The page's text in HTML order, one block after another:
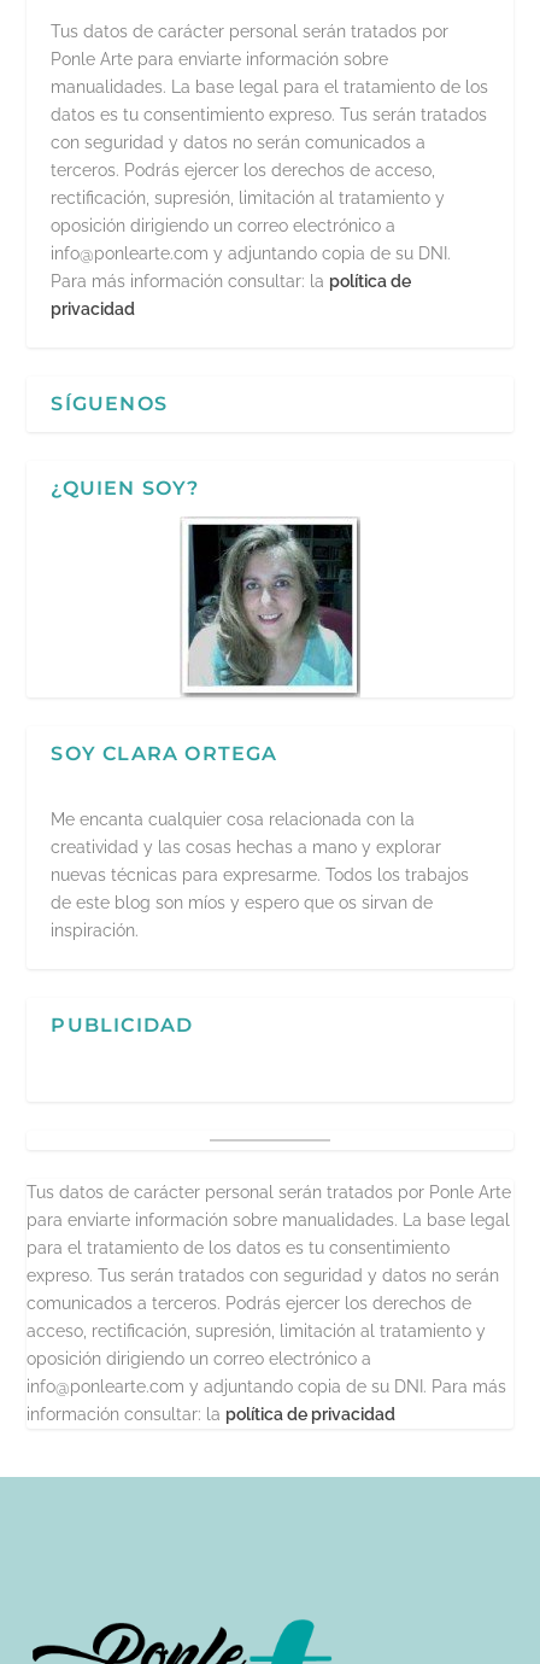
Tus datos de carácter personal serán tratados por
Ponle Arte para enviarte información sobre
manualidades. La base legal para el tratamiento de los
datos es tu consentimiento expreso. Tus serán tratados
con seguridad y datos no serán comunicados a
terceros. Podrás ejercer los derechos de acceso,
rectificación, supresión, limitación al tratamiento y
oposición dirigiendo un correo electrónico a
info@ponlearte.com y adjuntando copia de su DNI.
Para más información consultar: la política de
privacidad
SÍGUENOS
¿QUIEN SOY?
SOY CLARA ORTEGA
Me encanta cualquier cosa relacionada con la
creatividad y las cosas hechas a mano y explorar
nuevas técnicas para expresarme. Todos los trabajos
de este blog son míos y espero que os sirvan de
inspiración.
PUBLICIDAD
Tus datos de carácter personal serán tratados por Ponle Arte
para enviarte información sobre manualidades. La base legal
para el tratamiento de los datos es tu consentimiento
expreso. Tus serán tratados con seguridad y datos no serán
comunicados a terceros. Podrás ejercer los derechos de
acceso, rectificación, supresión, limitación al tratamiento y
oposición dirigiendo un correo electrónico a
info@ponlearte.com y adjuntando copia de su DNI. Para más
información consultar: la política de privacidad